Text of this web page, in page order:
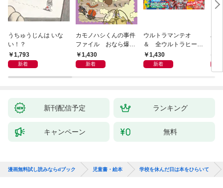
うちゅうじんは いな
い！？
1,793
新着
カモノハシくんの事件
ファイル おなら爆
弾！ 危機イッパツ編
1,430
新着
ウルトラマンテオ
＆ 全ウルトラヒーロ
ー大集合 あそべるず
かん
1,430
新着
星
新刊配信予定 ランキング
キャンペーン 無料
漫画無料試し読みならdブック 児童書・絵本 学校を休んだ日は本をひらいて